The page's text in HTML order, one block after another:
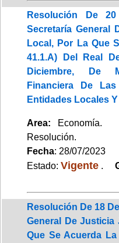
Resolución De
Secretaría General
Local, Por La Que
41.1.A) Del Real
Diciembre, De
Financiera De
Entidades Locales
Area:
Resolución.
Fecha: 28/07/2023
Estado: Vigente .
Resolución De 18
General De
Que Se Acuerda